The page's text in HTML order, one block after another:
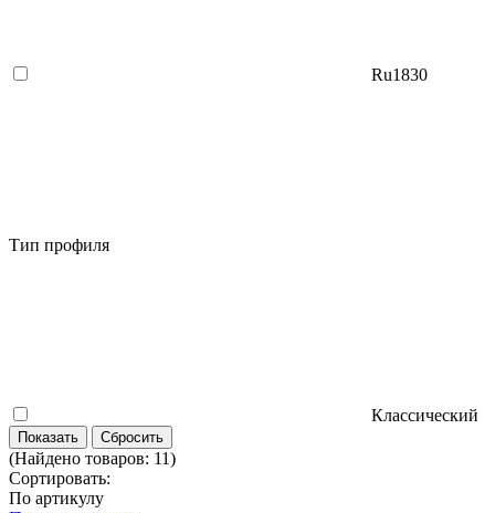
Ru1830
Тип профиля
Классический
(Найдено товаров: 11)
Сортировать:
По артикулу